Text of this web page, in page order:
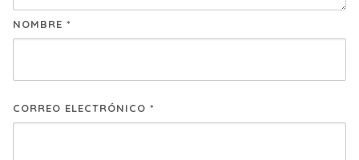
NOMBRE *
CORREO ELECTRÓNICO *